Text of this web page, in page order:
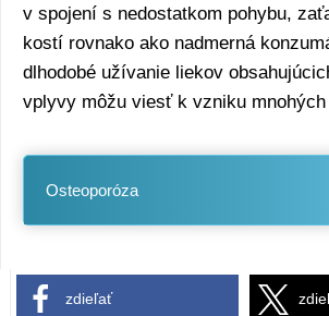
v spojení s nedostatkom pohybu,
kostí rovnako ako nadmerná
dlhodobé užívanie liekov
vplyvy môžu viesť k vzniku
Osteoporóza
zdieľať